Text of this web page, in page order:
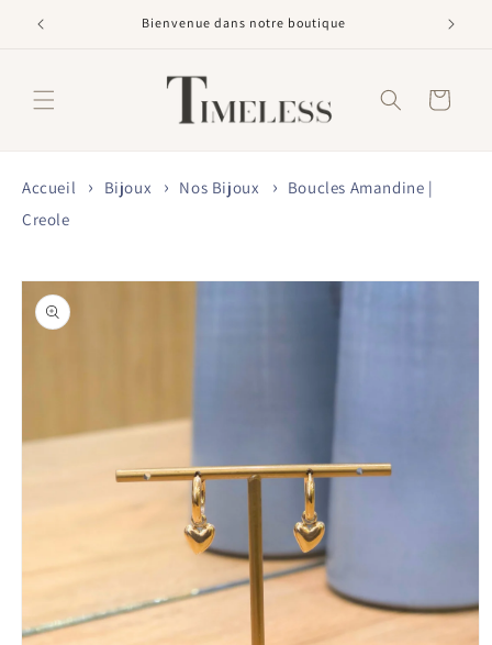
passer
Bienvenue dans notre boutique
Panier
Accueil Bijoux Nos Bijoux
Boucles Amandine |
Creole
Passer aux
informations
produits